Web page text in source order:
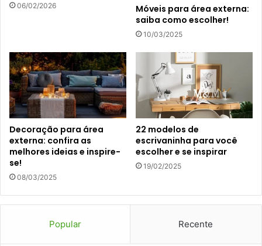
06/02/2026
Móveis para área externa:
saiba como escolher!
10/03/2025
Decoração para área
externa: confira as
melhores ideias e inspire-
se!
08/03/2025
22 modelos de
escrivaninha para você
escolher e se inspirar
19/02/2025
Popular Recente